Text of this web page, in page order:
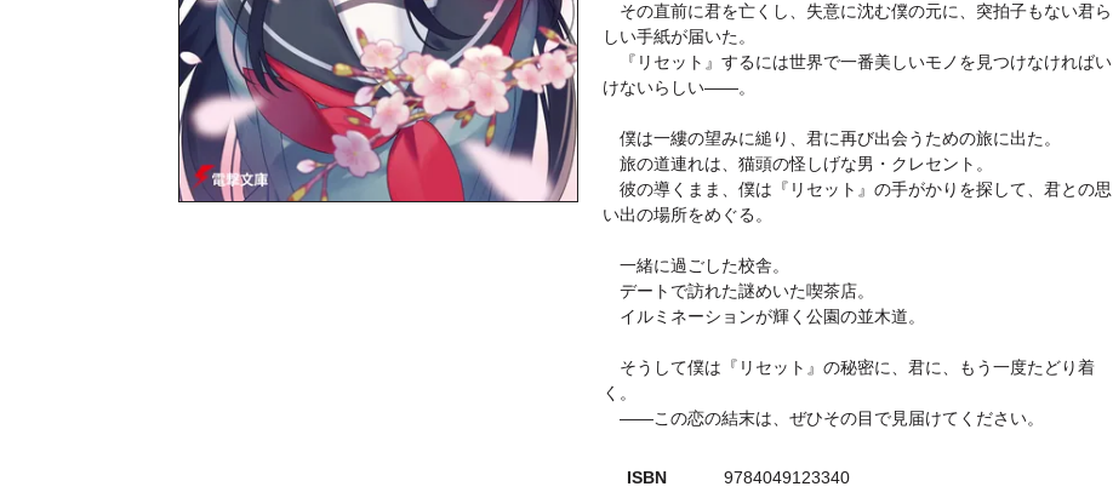
その直前に君を亡くし、失意に沈む僕の元に、突拍子もない君ら
しい手紙が届いた。
『リセット』するには世界で一番美しいモノを見つけなければい
けないらしい――。
僕は一縷の望みに縋り、君に再び出会うための旅に出た。
旅の道連れは、猫頭の怪しげな男・クレセント。
彼の導くまま、僕は『リセット』の手がかりを探して、君との思
い出の場所をめぐる。
一緒に過ごした校舎。
デートで訪れた謎めいた喫茶店。
イルミネーションが輝く公園の並木道。
そうして僕は『リセット』の秘密に、君に、もう一度たどり着
く。
――この恋の結末は、ぜひその目で見届けてください。
ISBN 9784049123340